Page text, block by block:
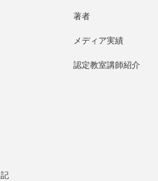
著者
メディア実績
認定教室講師紹介